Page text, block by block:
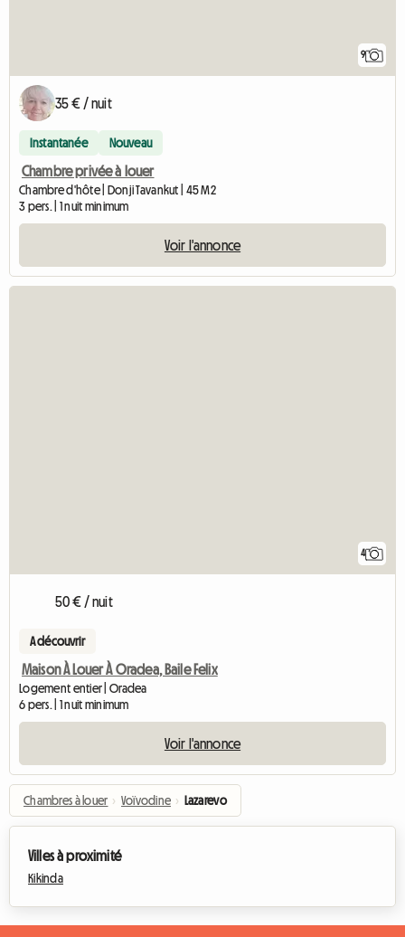
9
35 € / nuit
Instantanée Nouveau
Chambre privée à louer
Chambre d'hôte | Donji Tavankut | 45 M2
3 pers. | 1 nuit minimum
Voir l'annonce
4
50 € / nuit
A découvrir
Maison À Louer À Oradea, Baile Felix
Logement entier | Oradea
6 pers. | 1 nuit minimum
Voir l'annonce
Chambres à louer › Voïvodine › Lazarevo
Villes à proximité
Kikinda